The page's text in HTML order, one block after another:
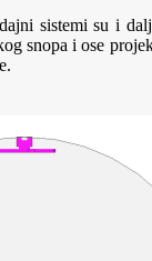
sistemi su i
snopa i ose